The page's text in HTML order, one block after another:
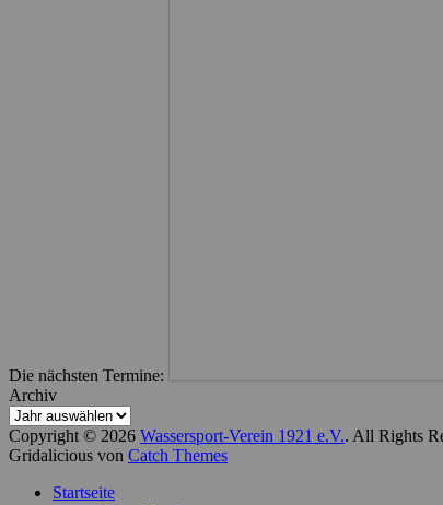
Die nächsten Termine:
Archiv
Copyright © 2026 Wassersport-Verein 1921 e.V.. All Rights
Gridalicious von Catch Themes
oben
Startseite